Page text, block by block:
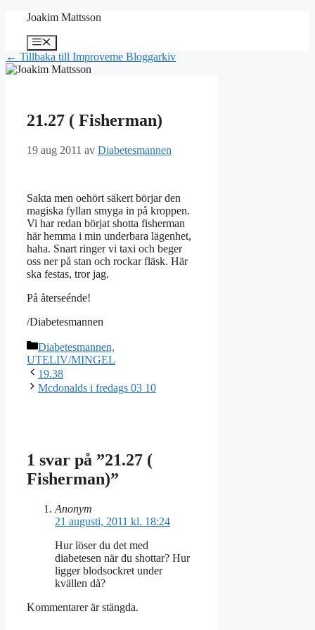
Hoppa
innehåll
Joakim Mattsson
Meny
← Tillbaka till Improveme Bloggarkiv
21.27 ( Fisherman)
19 aug 2011 av Diabetesmannen
Sakta men oehört säkert börjar den
magiska fyllan smyga in på kroppen.
Vi har redan börjat shotta fisherman
här hemma i min underbara lägenhet,
haha. Snart ringer vi taxi och beger
oss ner på stan och rockar fläsk. Här
ska festas, tror jag.
På återseénde!
/Diabetesmannen
Kategorier
Diabetesmannen,
UTELIV/MINGEL
19.38
Mcdonalds i fredags 03 10
1 svar på ”21.27 (
Fisherman)”
Anonym
21 augusti, 2011 kl. 18:24
Hur löser du det med
diabetesen när du shottar? Hur
ligger blodsockret under
kvällen då?
Kommentarer är stängda.